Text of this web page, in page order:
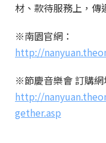
材、款待服務上，傳
※南園官網：
http://
※節慶音樂會 訂購網
http://
gether.asp